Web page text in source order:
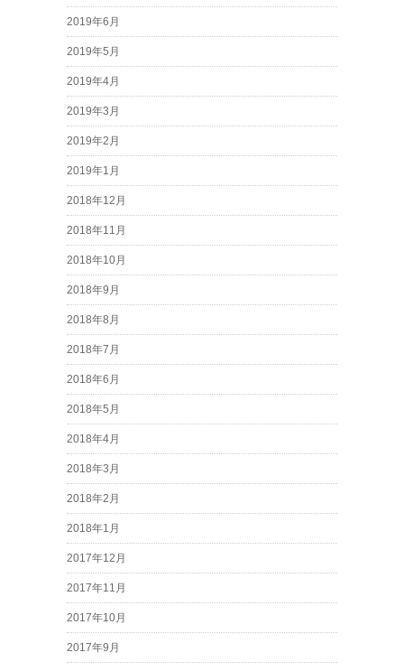
2019年6月
2019年5月
2019年4月
2019年3月
2019年2月
2019年1月
2018年12月
2018年11月
2018年10月
2018年9月
2018年8月
2018年7月
2018年6月
2018年5月
2018年4月
2018年3月
2018年2月
2018年1月
2017年12月
2017年11月
2017年10月
2017年9月